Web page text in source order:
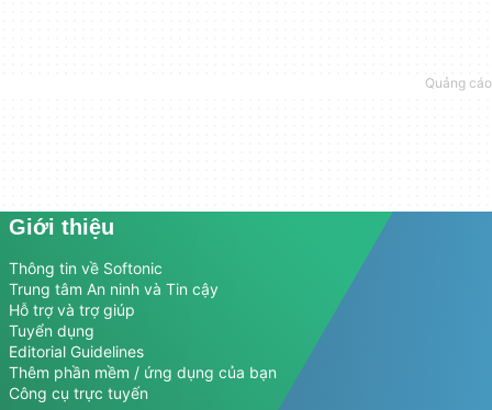
Giới thiệu
Thông tin về Softonic
Trung tâm An ninh và Tin cậy
Hỗ trợ và trợ giúp
Tuyển dụng
Editorial Guidelines
Thêm phần mềm / ứng dụng của bạn
Công cụ trực tuyến